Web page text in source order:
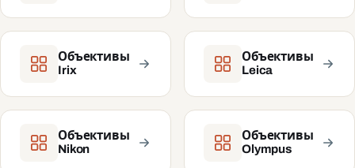
Объективы
Irix
Объективы
Leica
Объективы
Nikon
Объективы
Olympus